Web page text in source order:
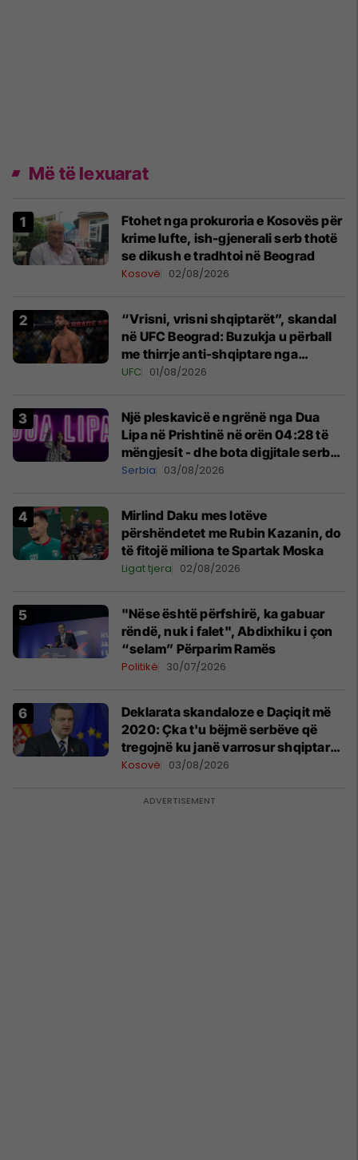
Më të lexuarat
Ftohet nga prokuroria e Kosovës për
krime lufte, ish-gjenerali serb thotë
se dikush e tradhtoi në Beograd
Kosovë 02/08/2026
“Vrisni, vrisni shqiptarët”, skandal
në UFC Beograd: Buzukja u përball
me thirrje anti-shqiptare nga
tribunat
UFC 01/08/2026
Një pleskavicë e ngrënë nga Dua
Lipa në Prishtinë në orën 04:28 të
mëngjesit - dhe bota digjitale serbe
shpall gjendjen e luftës
Serbia 03/08/2026
Mirlind Daku mes lotëve
përshëndetet me Rubin Kazanin, do
të fitojë miliona te Spartak Moska
Ligat tjera 02/08/2026
"Nëse është përfshirë, ka gabuar
rëndë, nuk i falet", Abdixhiku i çon
“selam” Përparim Ramës
Politikë 30/07/2026
​Deklarata skandaloze e Daçiqit më
2020: Çka t'u bëjmë serbëve që
tregojnë ku janë varrosur shqiptarët
në Serbi
Kosovë 03/08/2026